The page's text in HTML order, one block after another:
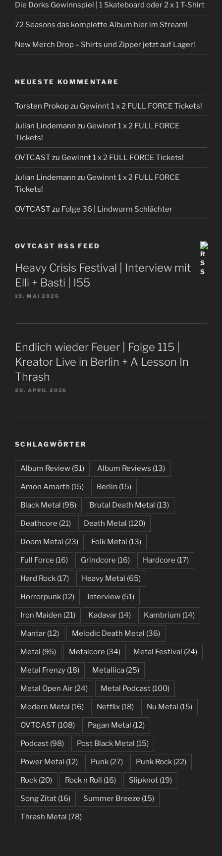
Die Dorks Gewinnspiel | 1 Skateboard oder 2 x 1 T-Shirt
72 Seasons das komplette Album hier im Stream!
New Merch Drop – Shirts und Zipper jetzt auf Lager!
NEUESTE KOMMENTARE
Torsten Prokopzu Gewinnt 1 x 2 FULL FORCE Tickets!
Julian Lindemann zu Gewinnt 1 x 2 FULL FORCE
Tickets!
OVTCAST zu Gewinnt 1 x 2 FULL FORCE Tickets!
Julian Lindemann zu Gewinnt 1 x 2 FULL FORCE
Tickets!
OVTCAST zu Folge 36 | Lindwurm Schlächter
OVTCAST RSS FEED
Heavy Crisis Festival | Interview mit
Elli + Basti | I55
19. MAI 2026
Endlich wieder Feuer | Folge 115 |
Kreator Live in Berlin + A Lesson In
Thrash
20. APRIL 2026
SCHLAGWÖRTER
Album Review (51) Album Reviews (13)
Amon Amarth (15) Berlin (15)
Black Metal (98) Brutal Death Metal (13)
Deathcore (21) Death Metal (120)
Doom Metal (23) Folk Metal (13)
Full Force (16) Grindcore (16) Hardcore (17)
Hard Rock (17) Heavy Metal (65)
Horrorpunk (12) Interview (51)
Iron Maiden (21) Kadavar (14) Kambrium (14)
Mantar (12) Melodic Death Metal (36)
Metal (95) Metalcore (34) Metal Festival (24)
Metal Frenzy (18) Metallica (25)
Metal Open Air (24) Metal Podcast (100)
Modern Metal (16) Netflix (18) Nu Metal (15)
OVTCAST (108) Pagan Metal (12)
Podcast (98) Post Black Metal (15)
Power Metal (12) Punk (27) Punk Rock (22)
Rock (20) Rock n Roll (16) Slipknot (19)
Song Zitat (16) Summer Breeze (15)
Thrash Metal (78)